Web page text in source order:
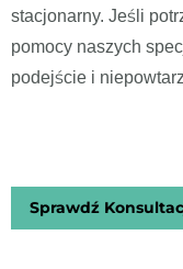
stacjonarny. Jeśli
pomocy naszych
podejście i
Sprawdź